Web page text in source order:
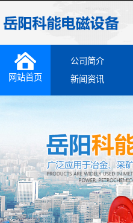
网站首页
公司简介
新闻资讯